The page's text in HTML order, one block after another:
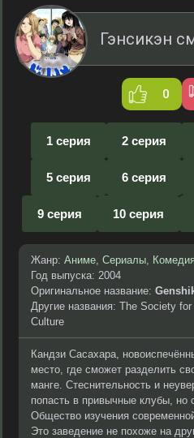
Гэнсикэн
0
1 серия 2 серия
5 серия 6 серия
9 серия 10 серия
Жанр: Аниме, Сериалы,
Год выпуска: 2004
Оригинальное название:
Другие названия: The Society
Culture
Кандзи Сасахара,
место, где сможет разделить
манге. Стеснительность и
попасть в привычные клубы, но
Общество изучения
Это заведение не похоже на